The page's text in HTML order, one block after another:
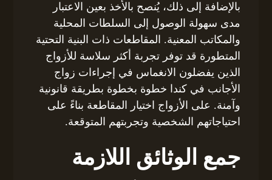
بالإضافة إلى ذلك، يُنصح بالأخذ بعين الاعتبار
مدى سهولة الوصول إلى السلطات المحلية
والمكاتب المعنية. المقاطعات ذات البنية التحتية
المتطورة قد توفر تجربة أكثر سلاسة للأزواج
الذين يفضلون الانغماس في إجراءات زواج
الأجانب في كندا خطوة بخطوة بطريقة قانونية
وآمنة. على الأزواج اختيار المقاطعة بناءً على
احتياجاتهم الشخصية وتجربتهم المتوقعة.
جمع الوثائق اللازمة